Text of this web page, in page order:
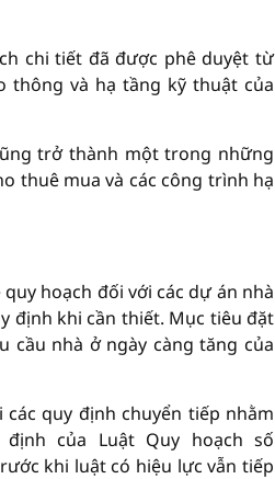
chi tiết đã được phê duyệt từ
và hạ tầng kỹ thuật của
trở thành một trong những
thuê mua và các công trình hạ
hoạch đối với các dự án nhà
định khi cần thiết. Mục tiêu đặt
nhà ở ngày càng tăng của
quy định chuyển tiếp nhằm
của Luật Quy hoạch số
khi luật có hiệu lực vẫn tiếp